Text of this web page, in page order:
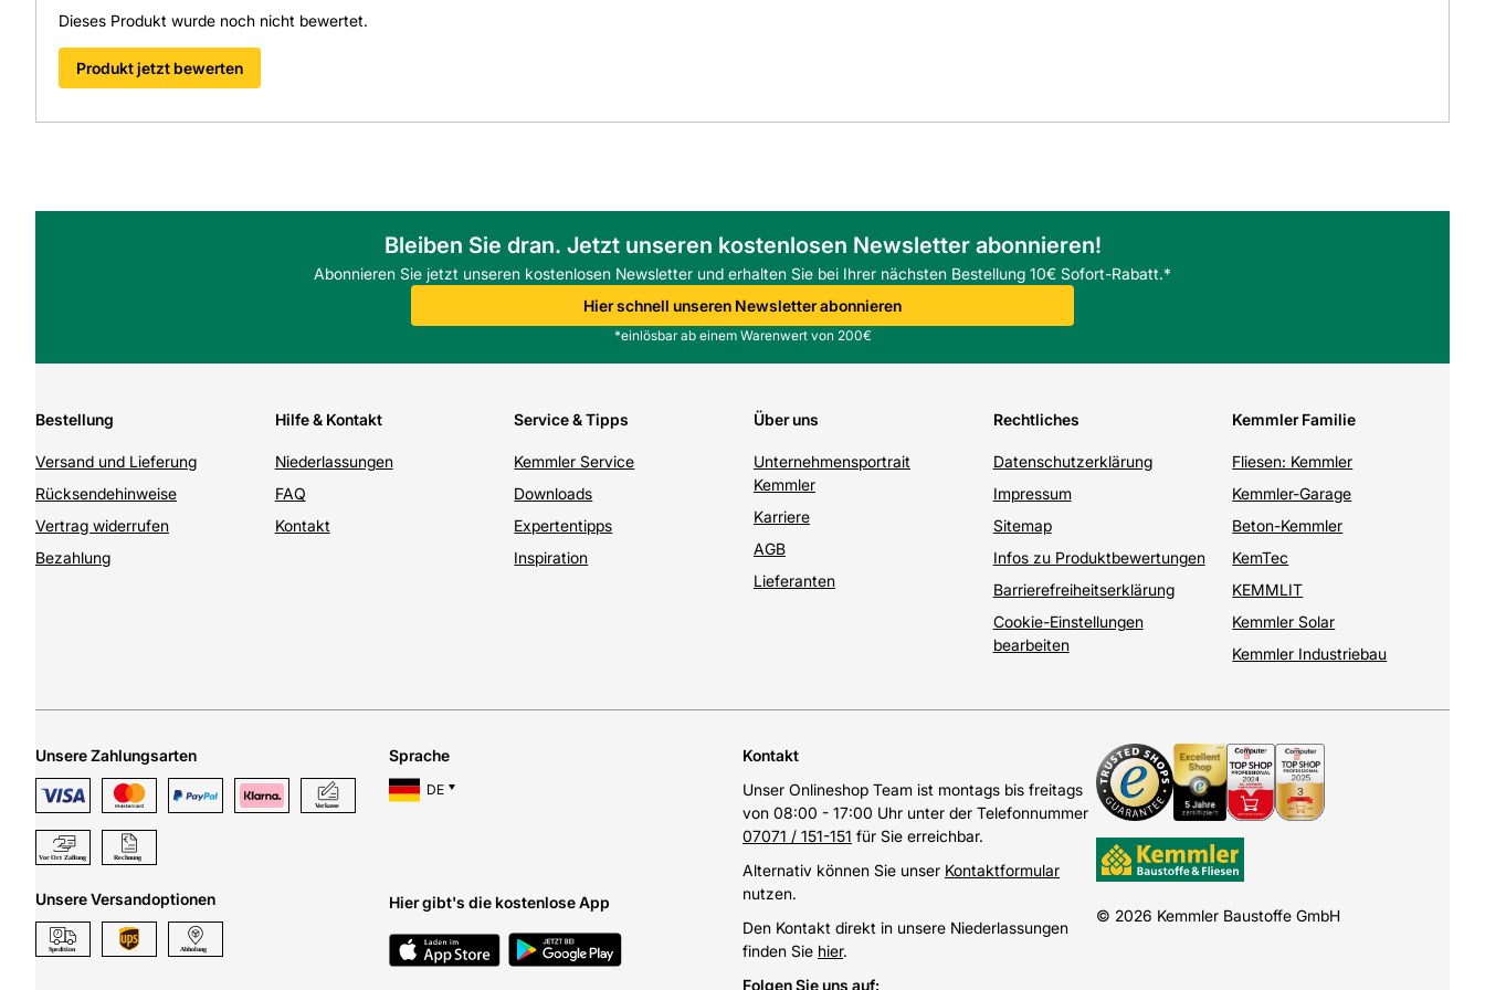
Dieses Produkt wurde noch nicht bewertet.
Produkt jetzt bewerten
Bleiben Sie dran. Jetzt unseren kostenlosen Newsletter abonnieren!
Abonnieren Sie jetzt unseren kostenlosen Newsletter und erhalten Sie bei Ihrer nächsten Bestellung 10€ Sofort-Rabatt.*
Hier schnell unseren Newsletter abonnieren
*einlösbar ab einem Warenwert von 200€
Bestellung
Versand und Lieferung
Rücksendehinweise
Vertrag widerrufen
Bezahlung
Hilfe & Kontakt
Niederlassungen
FAQ
Kontakt
Service & Tipps
Kemmler Service
Downloads
Expertentipps
Inspiration
Über uns
Unternehmensportrait
Kemmler
Karriere
AGB
Lieferanten
Rechtliches
Datenschutzerklärung
Impressum
Sitemap
Infos zu Produktbewertungen
Barrierefreiheitserklärung
Cookie-Einstellungen
bearbeiten
Kemmler Familie
Fliesen: Kemmler
Kemmler-Garage
Beton-Kemmler
KemTec
KEMMLIT
Kemmler Solar
Kemmler Industriebau
Unsere Zahlungsarten
Unsere Versandoptionen
Sprache
DE
Hier gibt's die kostenlose App
Kontakt
Unser Onlineshop Team ist montags bis freitags
von 08:00 - 17:00 Uhr unter der Telefonnummer
07071 / 151-151 für Sie erreichbar.
Alternativ können Sie unser Kontaktformular
nutzen.
Den Kontakt direkt in unsere Niederlassungen
finden Sie hier.
Folgen Sie uns auf:
© 2026 Kemmler Baustoffe GmbH